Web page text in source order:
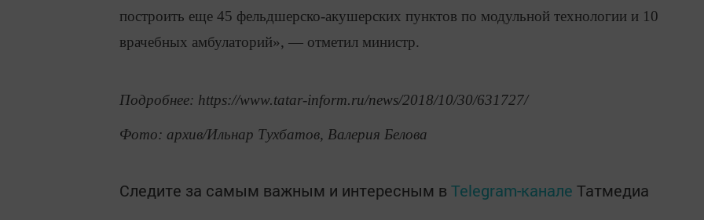
построить еще 45 фельдшерско-акушерских пунктов по модульной технологии и 10
врачебных амбулаторий», — отметил министр.
Подробнее: https://www.tatar-inform.ru/news/2018/10/30/631727/
Фото: архив/Ильнар Тухбатов, Валерия Белова
Следите за самым важным и интересным в Telegram-канале Татмедиа